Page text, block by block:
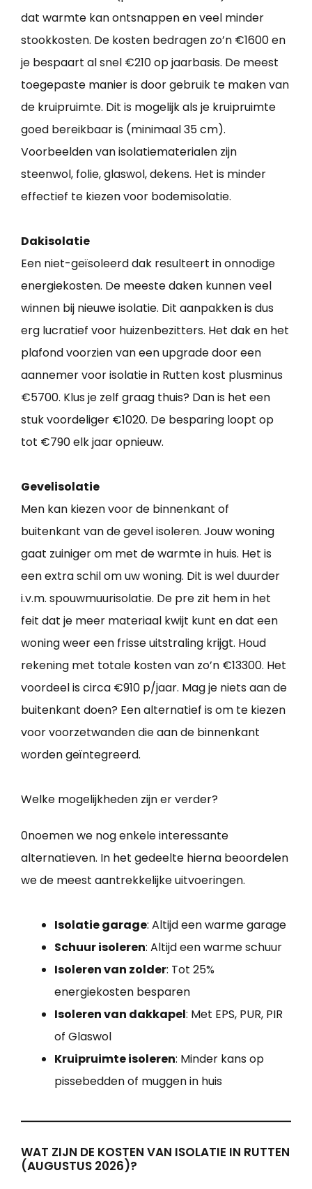
dat warmte kan ontsnappen en veel minder
stookkosten. De kosten bedragen zo’n €1600 en
je bespaart al snel €210 op jaarbasis. De meest
toegepaste manier is door gebruik te maken van
de kruipruimte. Dit is mogelijk als je kruipruimte
goed bereikbaar is (minimaal 35 cm).
Voorbeelden van isolatiematerialen zijn
steenwol, folie, glaswol, dekens. Het is minder
effectief te kiezen voor bodemisolatie.
Dakisolatie
Een niet-geïsoleerd dak resulteert in onnodige
energiekosten. De meeste daken kunnen veel
winnen bij nieuwe isolatie. Dit aanpakken is dus
erg lucratief voor huizenbezitters. Het dak en het
plafond voorzien van een upgrade door een
aannemer voor isolatie in Rutten kost plusminus
€5700. Klus je zelf graag thuis? Dan is het een
stuk voordeliger €1020. De besparing loopt op
tot €790 elk jaar opnieuw.
Gevelisolatie
Men kan kiezen voor de binnenkant of
buitenkant van de gevel isoleren. Jouw woning
gaat zuiniger om met de warmte in huis. Het is
een extra schil om uw woning. Dit is wel duurder
i.v.m. spouwmuurisolatie. De pre zit hem in het
feit dat je meer materiaal kwijt kunt en dat een
woning weer een frisse uitstraling krijgt. Houd
rekening met totale kosten van zo’n €13300. Het
voordeel is circa €910 p/jaar. Mag je niets aan de
buitenkant doen? Een alternatief is om te kiezen
voor voorzetwanden die aan de binnenkant
worden geïntegreerd.
Welke mogelijkheden zijn er verder?
0noemen we nog enkele interessante
alternatieven. In het gedeelte hierna beoordelen
we de meest aantrekkelijke uitvoeringen.
Isolatie garage: Altijd een warme garage
Schuur isoleren: Altijd een warme schuur
Isoleren van zolder: Tot 25%
energiekosten besparen
Isoleren van dakkapel: Met EPS, PUR, PIR
of Glaswol
Kruipruimte isoleren: Minder kans op
pissebedden of muggen in huis
WAT ZIJN DE KOSTEN VAN ISOLATIE IN RUTTEN
(AUGUSTUS 2026)?